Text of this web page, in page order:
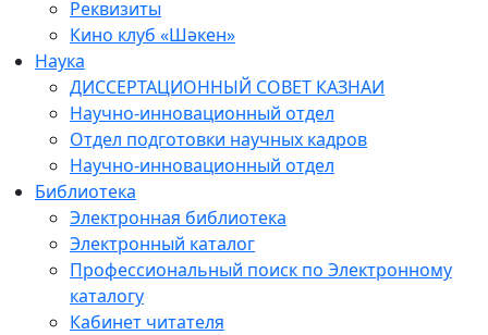
Реквизиты
Кино клуб «Шәкен»
Наука
ДИССЕРТАЦИОННЫЙ СОВЕТ КАЗНАИ
Научно-инновационный отдел
Отдел подготовки научных кадров
Научно-инновационный отдел
Библиотека
Электронная библиотека
Электронный каталог
Профессиональный поиск по Электронному
каталогу
Кабинет читателя